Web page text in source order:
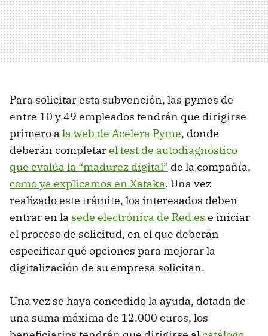
Para solicitar esta subvención, las pymes de
entre 10 y 49 empleados tendrán que dirigirse
primero a la web de Acelera Pyme, donde
deberán completarel test de autodiagnóstico
que evalúa la “madurez digital” de la compañía,
como ya explicamos en Xataka. Una vez
realizado este trámite, los interesados deben
entrar en la sede electrónica de Red.es e iniciar
el proceso de solicitud, en el que deberán
especificar qué opciones para mejorar la
digitalización de su empresa solicitan.
Una vez se haya concedido la ayuda, dotada de
una suma máxima de 12.000 euros, los